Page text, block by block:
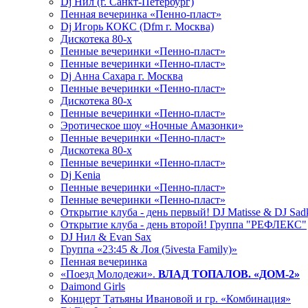
Пенная вечеринка «Пенно-пласт»
Dj Игорь КОКС (Dfm г. Москва)
Дискотека 80-х
Пенные вечеринки «Пенно-пласт»
Пенные вечеринки «Пенно-пласт»
Dj Анна Сахара г. Москва
Пенные вечеринки «Пенно-пласт»
Дискотека 80-х
Пенные вечеринки «Пенно-пласт»
Эротическое шоу «Ночные Амазонки»
Пенные вечеринки «Пенно-пласт»
Дискотека 80-х
Пенные вечеринки «Пенно-пласт»
Dj Kenia
Пенные вечеринки «Пенно-пласт»
Пенные вечеринки «Пенно-пласт»
Открытие клуба - день первый! DJ Matisse & DJ
Открытие клуба - день второй! Группа "РЕФЛЕКС"
DJ Нил & Evan Sax
Группа «23:45 & Лоя (5ivesta Family)»
Пенная вечеринка
«Поезд Молодежи». ВЛАД ТОПАЛОВ. «ДОМ-2»
Daimond Girls
Концерт Татьяны Ивановой и гр. «Комбинация»